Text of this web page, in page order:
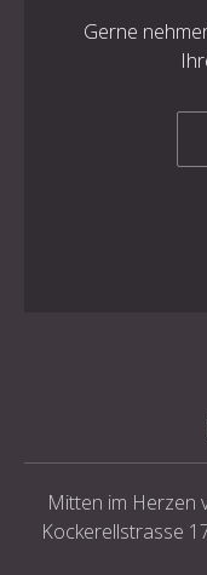
Gerne
Mitten im Herzen
Kockerellstrasse